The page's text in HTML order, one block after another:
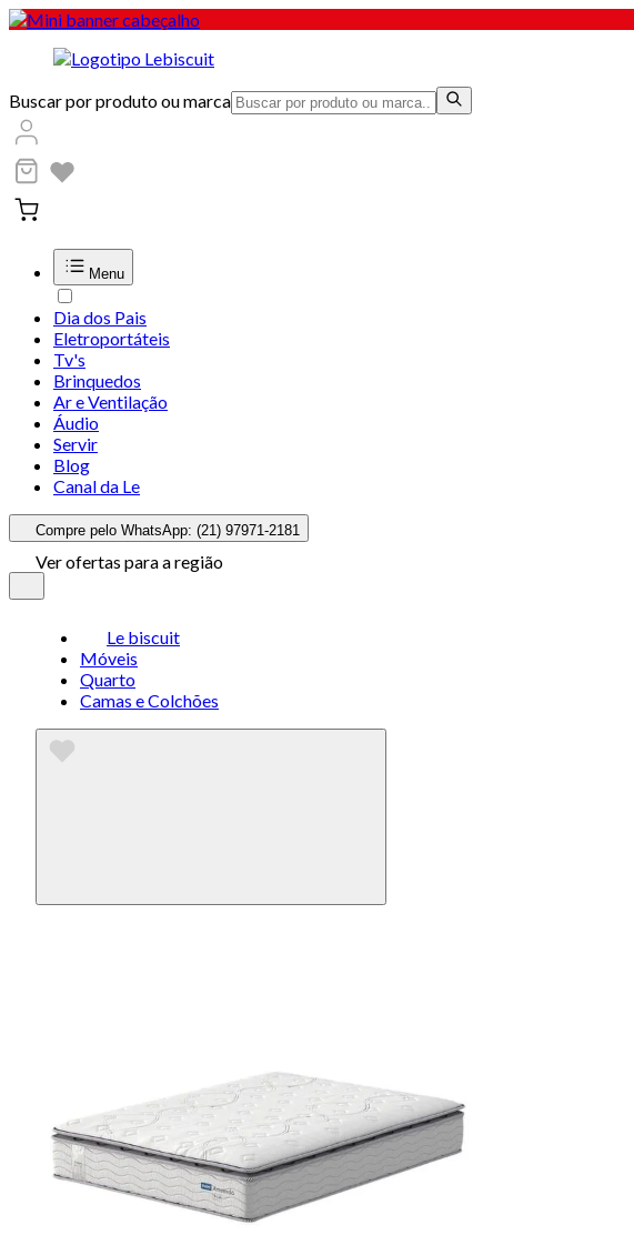
Buscar por produto ou marca
Menu
Dia dos Pais
Eletroportáteis
Tv's
Brinquedos
Ar e Ventilação
Áudio
Servir
Blog
Canal da Le
Compre pelo WhatsApp: (21) 97971-2181
Ver ofertas para a região
Le biscuit
Móveis
Quarto
Camas e Colchões